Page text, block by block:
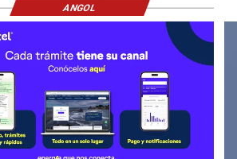
ANGOL